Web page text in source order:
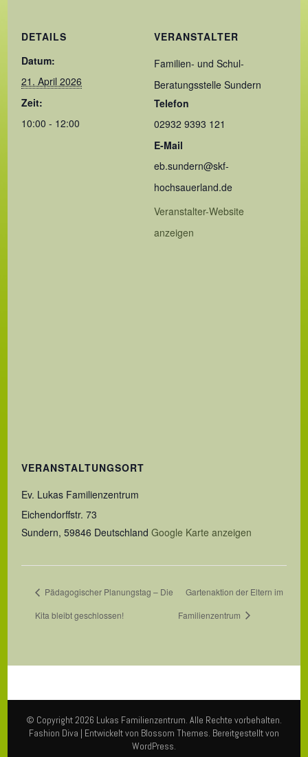
DETAILS
Datum:
21. April 2026
Zeit:
10:00 - 12:00
VERANSTALTER
Familien- und Schul-
Beratungsstelle Sundern
Telefon
02932 9393 121
E-Mail
eb.sundern@skf-
hochsauerland.de
Veranstalter-Website
anzeigen
VERANSTALTUNGSORT
Ev. Lukas Familienzentrum
Eichendorffstr. 73
Sundern, 59846 Deutschland Google Karte anzeigen
Pädagogischer Planungstag – Die
Kita bleibt geschlossen!
Gartenaktion der Eltern im
Familienzentrum
© Copyright 2026 Lukas Familienzentrum . Alle Rechte vorbehalten.
Fashion Diva | Entwickelt von Blossom Themes . Bereitgestellt von
WordPress